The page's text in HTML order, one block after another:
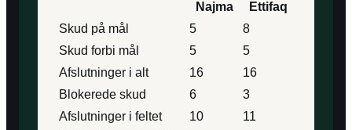
Najma
Ettifaq
Skud på mål
5
8
Skud forbi mål
5
5
Afslutninger i alt
16
16
Blokerede skud
6
3
Afslutninger i feltet
10
11